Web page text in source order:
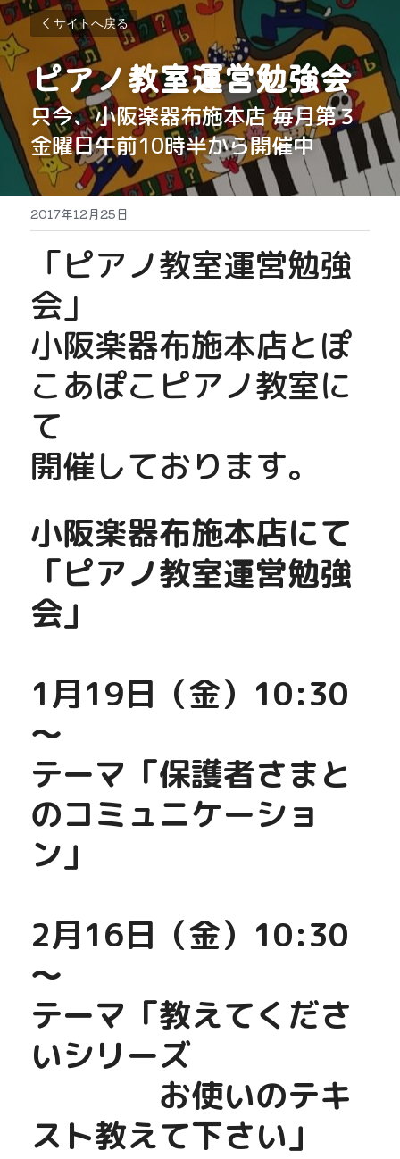
サイトへ戻る
ピアノ教室運営勉強会
只今、小阪楽器布施本店 毎月第３
金曜日午前10時半から開催中
2017年12月25日
「ピアノ教室運営勉強
会」
小阪楽器布施本店とぽ
こあぽこピアノ教室に
て
開催しております。
小阪楽器布施本店にて
「ピアノ教室運営勉強
会」
1月19日（金）10:30
～
テーマ「保護者さまと
のコミュニケーショ
ン」
2月16日（金）10:30
～
テーマ「教えてくださ
いシリーズ
お使いのテキ
スト教えて下さい」